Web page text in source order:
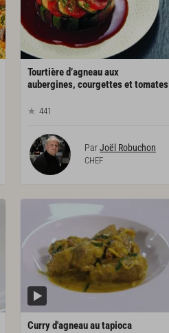
Tourtière d’agneau aux
aubergines, courgettes et tomates
441
ParJoël Robuchon
CHEF
Curryd'agneauautapioca